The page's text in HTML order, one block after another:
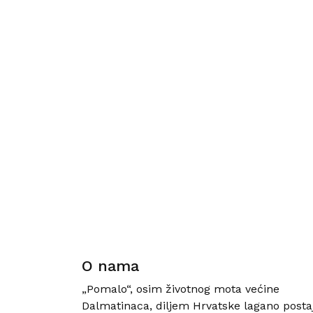
O nama
„Pomalo“, osim životnog mota većine
Dalmatinaca, diljem Hrvatske lagano